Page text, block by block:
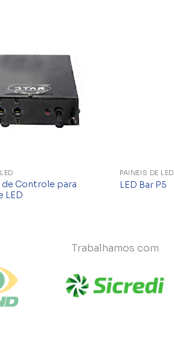
Controle para
LED
PAINÉIS DE LED
LED Bar P5
Trabalhamos com